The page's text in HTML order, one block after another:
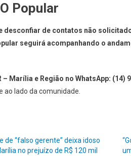
Popular
desconfiar de contatos não
seguirá acompanhando o
– Marília e Região no WhatsApp: (14)
ao lado da comunidade.
de “falso gerente” deixa idoso
no prejuízo de R$ 120 mil